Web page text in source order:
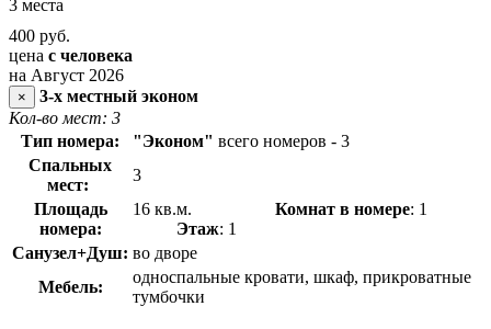
3 места
400 руб.
цена с человека
на Август 2026
×
3-х местный эконом
Кол-во мест: 3
Тип номера:
"Эконом" всего номеров - 3
Спальных
мест:
3
Площадь
номера:
16 кв.м. Комнат в номере: 1
Этаж: 1
Санузел+Душ: во дворе
Мебель:
односпальные кровати, шкаф, прикроватные
тумбочки